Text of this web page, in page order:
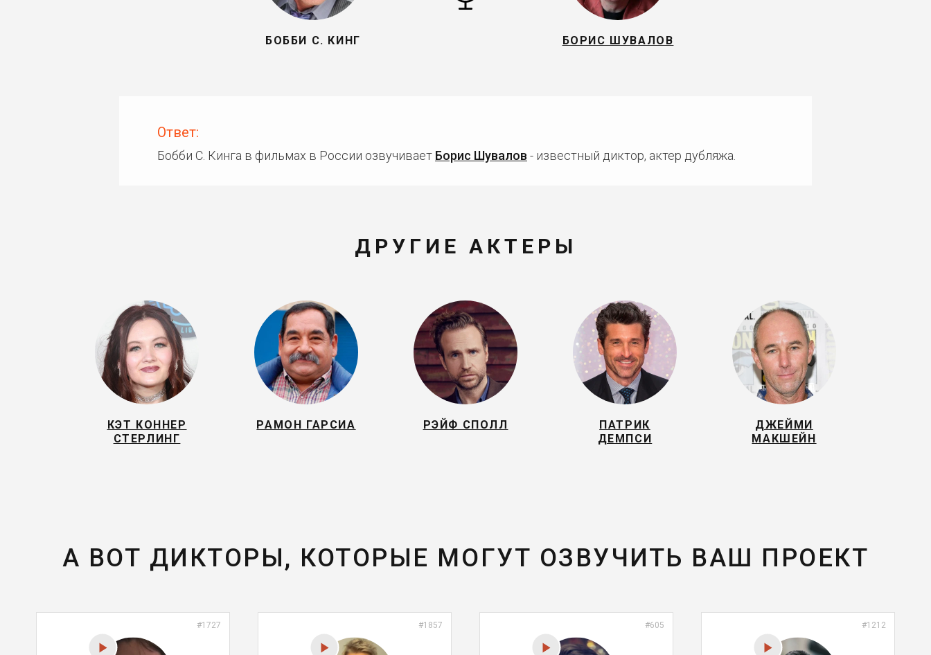
БОББИ С. КИНГ БОРИС ШУВАЛОВ
Ответ:
Бобби С. Кинга в фильмах в России озвучивает Борис Шувалов - известный диктор, актер дубляжа.
ДРУГИЕ АКТЕРЫ
КЭТ КОННЕР
СТЕРЛИНГ
РАМОН ГАРСИА РЭЙФ СПОЛЛ
ПАТРИК
ДЕМПСИ
ДЖЕЙМИ
МАКШЕЙН
А ВОТ ДИКТОРЫ, КОТОРЫЕ МОГУТ ОЗВУЧИТЬ ВАШ ПРОЕКТ
#1727 #1857 #605 #1212